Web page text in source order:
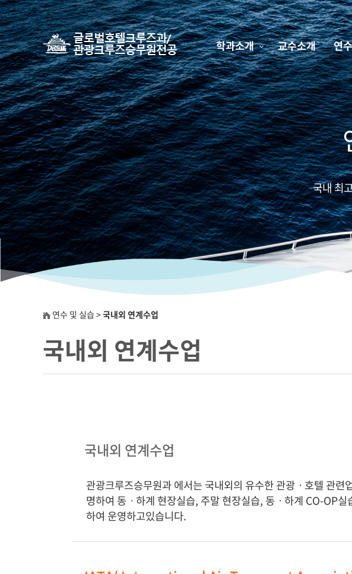
국내 최
학과소개 교수소개 연
하위분류
연수 및 실습 >국내외 연계수업
국내외 연계수업
국내외 연계수업
관광크루즈승무원과 에서는 국내외의 유수한 관광ㆍ호텔 관
명하여 동ㆍ하계 현장실습, 주말 현장실습, 동ㆍ하계 CO-OP
하여 운영하고있습니다.